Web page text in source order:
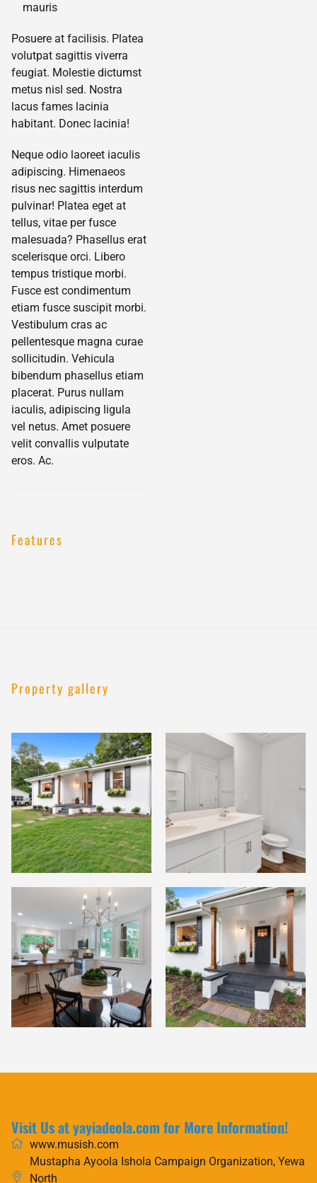
mauris
Posuere at facilisis. Platea
volutpat sagittis viverra
feugiat. Molestie dictumst
metus nisl sed. Nostra
lacus fames lacinia
habitant. Donec lacinia!
Neque odio laoreet iaculis
adipiscing. Himenaeos
risus nec sagittis interdum
pulvinar! Platea eget at
tellus, vitae per fusce
malesuada? Phasellus erat
scelerisque orci. Libero
tempus tristique morbi.
Fusce est condimentum
etiam fusce suscipit morbi.
Vestibulum cras ac
pellentesque magna curae
sollicitudin. Vehicula
bibendum phasellus etiam
placerat. Purus nullam
iaculis, adipiscing ligula
vel netus. Amet posuere
velit convallis vulputate
eros. Ac.
Features
Property gallery
Visit Us at yayiadeola.com for More Information!
www.musish.com
Mustapha Ayoola Ishola Campaign Organization, Yewa
North